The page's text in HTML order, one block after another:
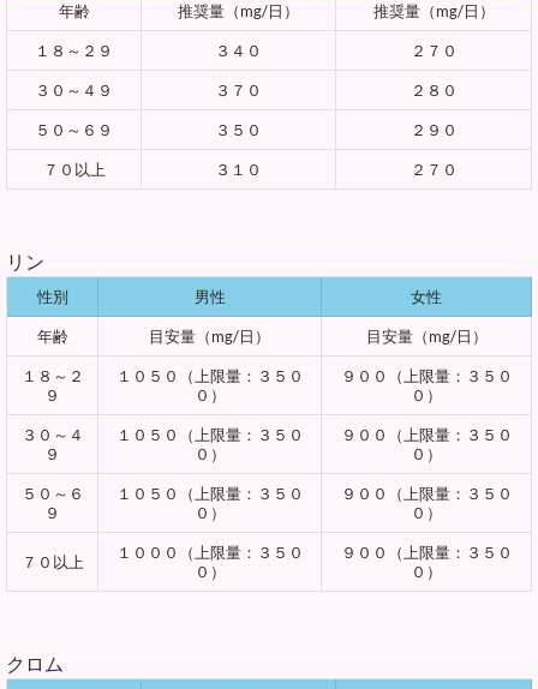
年齢 推奨量（mg/日） 推奨量（mg/日）
１８～２９ ３４０ ２７０
３０～４９ ３７０ ２８０
５０～６９ ３５０ ２９０
７０以上 ３１０ ２７０
リン
性別 男性 女性
年齢 目安量（mg/日） 目安量（mg/日）
１８～２
９
１０５０（上限量：３５０
０）
９００（上限量：３５０
０）
３０～４
９
１０５０（上限量：３５０
０）
９００（上限量：３５０
０）
５０～６
９
１０５０（上限量：３５０
０）
９００（上限量：３５０
０）
７０以上
１０００（上限量：３５０
０）
９００（上限量：３５０
０）
クロム